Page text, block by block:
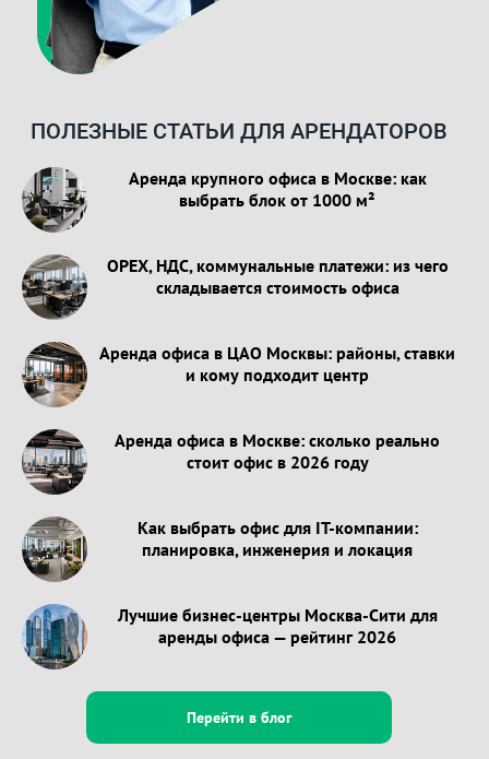
ПОЛЕЗНЫЕ СТАТЬИ ДЛЯ АРЕНДАТОРОВ
Аренда крупного офиса в Москве: как
выбрать блок от 1000 м²
OPEX, НДС, коммунальные платежи: из чего
складывается стоимость офиса
Аренда офиса в ЦАО Москвы: районы, ставки
и кому подходит центр
Аренда офиса в Москве: сколько реально
стоит офис в 2026 году
Как выбрать офис для IT-компании:
планировка, инженерия и локация
Лучшие бизнес-центры Москва-Сити для
аренды офиса — рейтинг 2026
Перейти в блог